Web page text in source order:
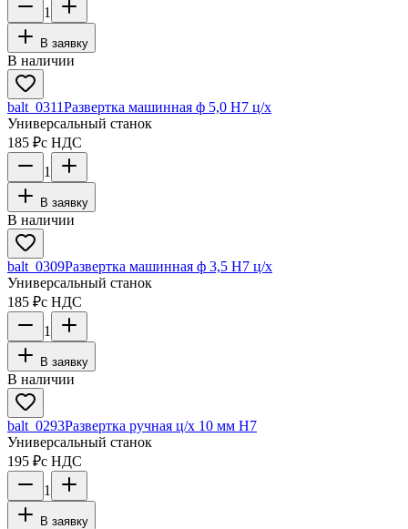
1
В заявку
В наличии
balt_0311Развертка машинная ф 5,0 Н7 ц/х
Универсальный станок
185 ₽с НДС
1
В заявку
В наличии
balt_0309Развертка машинная ф 3,5 Н7 ц/х
Универсальный станок
185 ₽с НДС
1
В заявку
В наличии
balt_0293Развертка ручная ц/х 10 мм Н7
Универсальный станок
195 ₽с НДС
1
В заявку